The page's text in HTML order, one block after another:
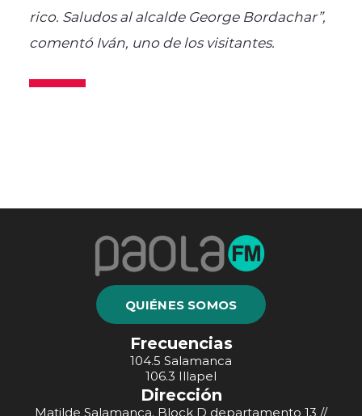
rico. Saludos al alcalde George Bordachar”,
comentó Iván, uno de los visitantes.
QUIÉNES SOMOS
Frecuencias
104.5 Salamanca
106.3 Illapel
Dirección
Matilde Salamanca, Block D departamento 13 //